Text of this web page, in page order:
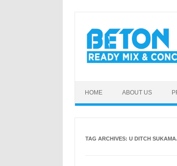
content
HOME ABOUT US
TAG ARCHIVES: U DITCH